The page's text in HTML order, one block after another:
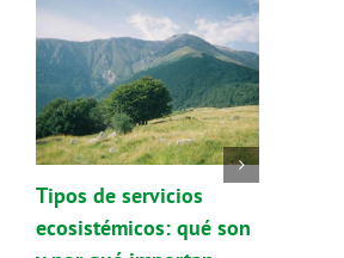
Tipos de servicios
ecosistémicos: qué son